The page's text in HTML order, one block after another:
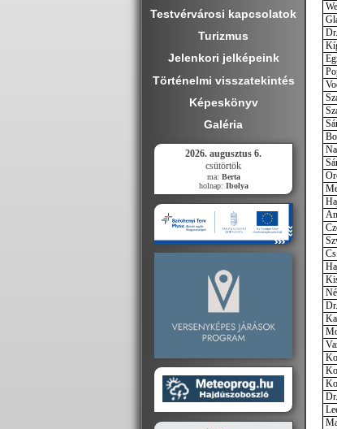
Testvérvárosi kapcsolatok
Turizmus
Jelenkori jelképeink
Történelmi visszatekintés
Képeskönyv
Galéria
2026. augusztus 6.
csütörtök
ma: Berta
holnap: Ibolya